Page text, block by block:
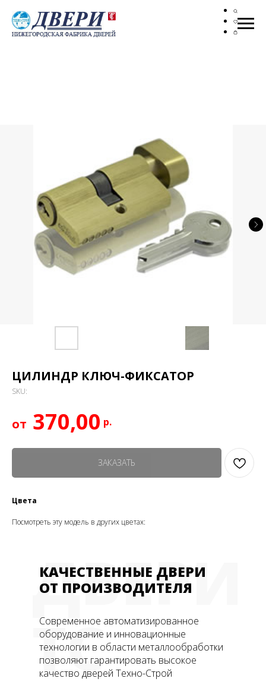
ЦИЛИНДР КЛЮЧ-ФИКСАТОР
SKU:
370,00 р.
ЗАКАЗАТЬ
Цвета
Посмотреть эту модель в других цветах:
ДВЕРИ
ТС
КАЧЕСТВЕННЫЕ ДВЕРИ
ОТ ПРОИЗВОДИТЕЛЯ
Современное автоматизированное
оборудование и инновационные
технологии в области металлообработки
позволяют гарантировать высокое
качество дверей Техно-Строй